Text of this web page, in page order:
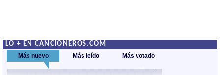
LO + EN CANCIONEROS.COM
Más nuevo Más leído Más votado